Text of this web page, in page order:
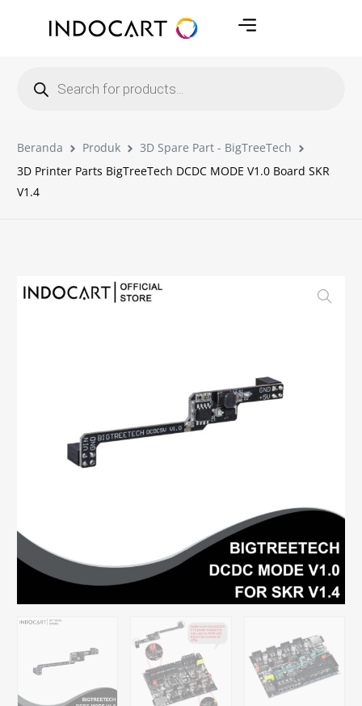
Beranda Produk
3D Spare Part - BigTreeTech
3D Printer Parts BigTreeTech DCDC MODE V1.0 Board SKR
V1.4